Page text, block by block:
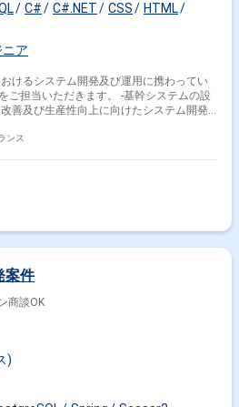
C# C#.NET CSS
HTML
ア
けるシステム開発及び運用に携わってい
だきます。 -基幹システムの設
ンス
案件
商談OK
)